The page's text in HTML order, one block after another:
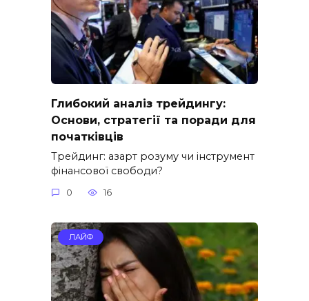
Глибокий аналіз трейдингу:
Основи, стратегії та поради для
початківців
Трейдинг: азарт розуму чи інструмент
фінансової свободи?
0 16
ЛАЙФ